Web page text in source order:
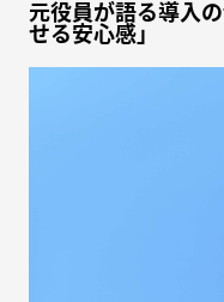
元役員が語る導入
せる安心感」